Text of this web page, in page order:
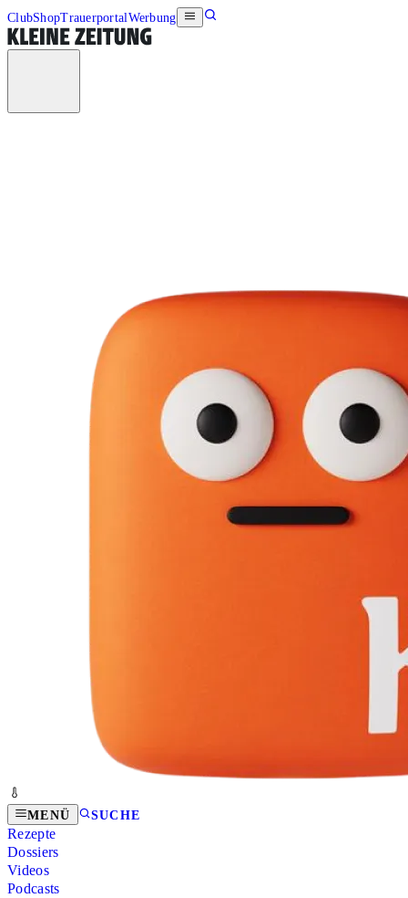
ClubShopTrauerportalWerbung
MENÜ SUCHE
Rezepte
Dossiers
Videos
Podcasts